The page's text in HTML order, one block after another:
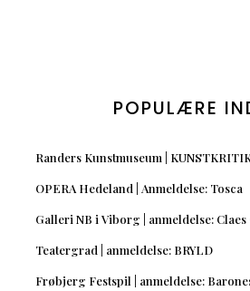
POPULÆRE
Randers Kunstmuseum |
OPERA Hedeland | Anmeldelse: Tosca
Galleri NB i Viborg | anmeldelse: Claes
Teatergrad | anmeldelse: BRYLD
Frøbjerg Festspil | anmeldelse: